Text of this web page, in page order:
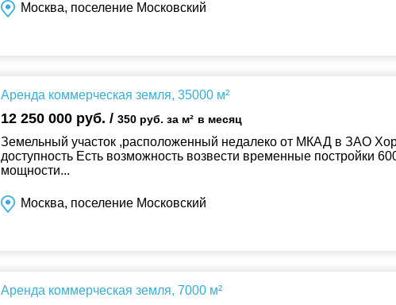
Москва, поселение Московский
Аренда коммерческая земля, 35000 м²
12 250 000 руб. / 350 руб. за м² в месяц
Земельный участок ,расположенный недалеко от МКАД в ЗАО
доступность Есть возможность возвести временные постройки
мощности...
Москва, поселение Московский
Аренда коммерческая земля, 7000 м²